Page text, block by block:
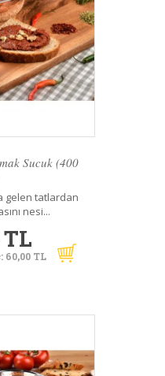
Sucuk (400
gelen tatlardan
nesi...
TL
60,00 TL